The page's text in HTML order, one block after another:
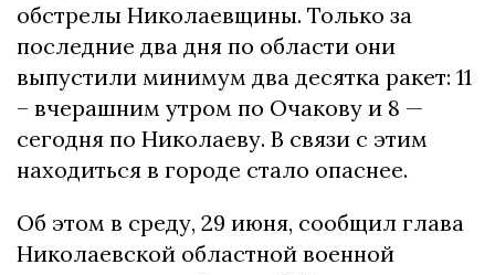
обстрелы Николаевщины. Только за
последние два дня по области они
выпустили минимум два десятка ракет: 11
– вчерашним утром по Очакову и 8 —
сегодня по Николаеву. В связи с этим
находиться в городе стало опаснее.
Об этом в среду, 29 июня, сообщил глава
Николаевской областной военной